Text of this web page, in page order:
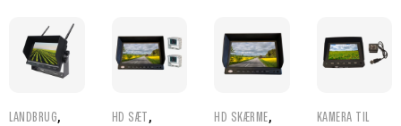
LANDBRUG, HD SÆT , HD SKÆRME,
KAMERA TIL